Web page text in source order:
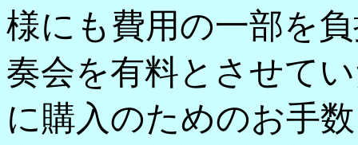
様にも費用の一部を
奏会を有料とさせて
に購入のためのお手